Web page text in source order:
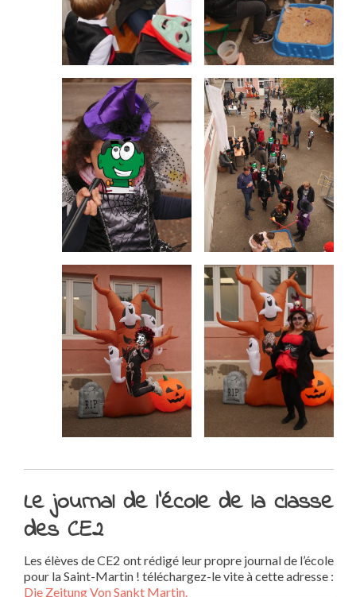
Le journal de l’école de la classe
des CE2
Les élèves de CE2 ont rédigé leur propre journal de l’école
pour la Saint-Martin ! téléchargez-le vite à cette adresse :
Die Zeitung Von Sankt Martin.